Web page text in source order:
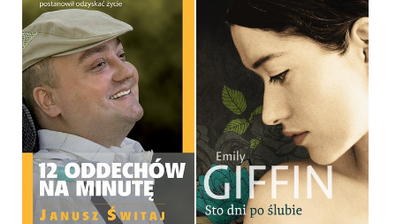
12 ODDECHÓW NA
MINUTĘ
JANUSZ ŚWITAJ
OPRAWA MIĘKKA
29,90 ZŁ
STO DNI PO ŚLUBIE
EMILY GIFFIN
OPRAWA MIĘKKA
32,90 ZŁ